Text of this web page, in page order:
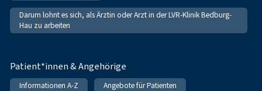
Darum lohnt es sich, als Ärztin oder Arzt in der LVR-Klinik Bedburg-
Hau zu arbeiten
Patient*innen & Angehörige
Informationen A-Z Angebote für Patienten